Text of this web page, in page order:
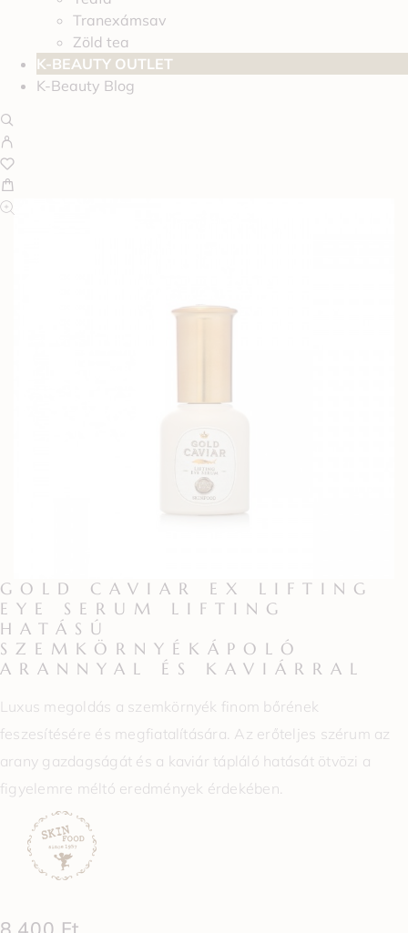
Tranexámsav
Zöld tea
K-BEAUTY OUTLET
K-Beauty Blog
GOLD CAVIAR EX LIFTING
EYE SERUM LIFTING
HATÁSÚ
SZEMKÖRNYÉKÁPOLÓ
ARANNYAL ÉS KAVIÁRRAL
Luxus megoldás a szemkörnyék finom bőrének
feszesítésére és megfiatalítására. Az erőteljes szérum az
arany gazdagságát és a kaviár tápláló hatását ötvözi a
figyelemre méltó eredmények érdekében.